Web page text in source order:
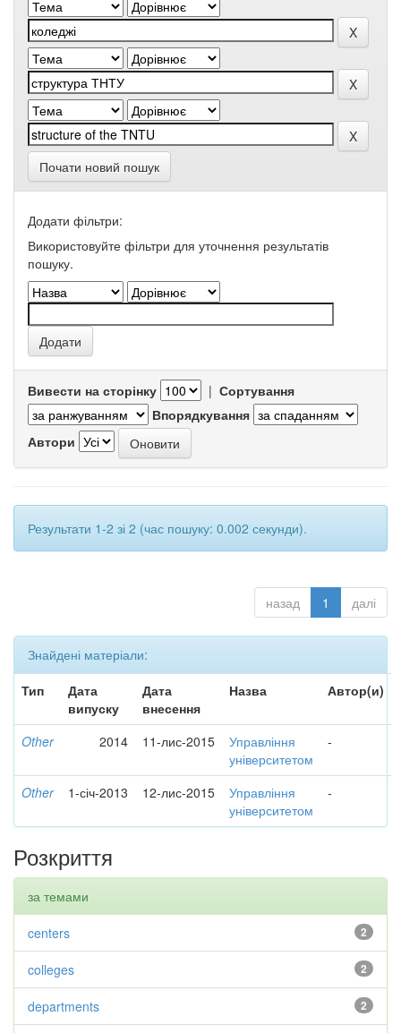
Почати новий пошук
Додати фільтри:
Використовуйте фільтри для уточнення результатів
пошуку.
Вивести на сторінку | Сортування
Впорядкування
Автори
Результати 1-2 зі 2 (час пошуку: 0.002 секунди).
назад 1 далі
Знайдені матеріали:
Тип
Дата
випуску
Дата
внесення
Назва Автор(и)
Other 2014 11-лис-2015
Управління
університетом
-
Other 1-січ-2013 12-лис-2015
Управління
університетом
-
Розкриття
за темами
2
centers
2
colleges
2
departments